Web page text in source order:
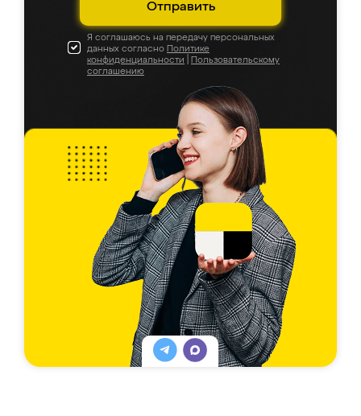
Отправить
Я соглашаюсь на передачу персональных
данных согласно Политике
конфиденциальности
Пользовательскому
соглашению